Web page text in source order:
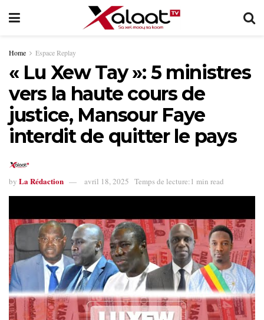
Home Espace Replay
« Lu Xew Tay »: 5 ministres
vers la haute cours de
justice, Mansour Faye
interdit de quitter le pays
by La Rédaction avril 18, 2025 Temps de lecture:1 min read